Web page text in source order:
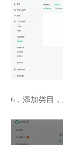
6，添加类目